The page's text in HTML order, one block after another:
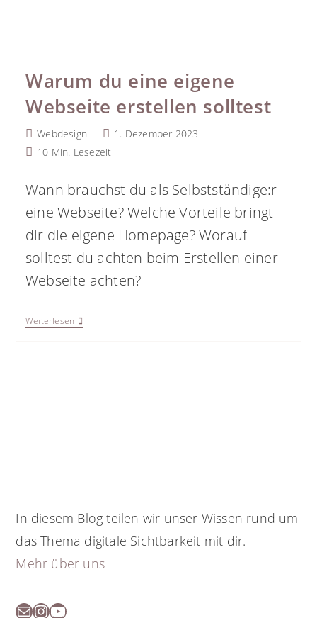
Warum du eine eigene
Webseite erstellen solltest
Beitrags-
Kategorie:
Webdesign
Beitrag
veröffentlicht:
1. Dezember 2023
Lesedauer:
10 Min. Lesezeit
Wann brauchst du als Selbstständige:r
eine Webseite? Welche Vorteile bringt
dir die eigene Homepage? Worauf
solltest du achten beim Erstellen einer
Webseite achten?
Weiterlesen Warum
Du
In diesem Blog teilen wir unser Wissen rund um
das Thema digitale Sichtbarkeit mit dir.
Mehr über uns
E-MailInstagram
YouTube